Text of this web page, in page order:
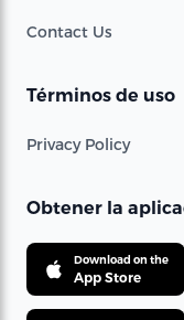
Contact Us
Términos de uso
Privacy Policy
Obtener la
Download on the
App Store